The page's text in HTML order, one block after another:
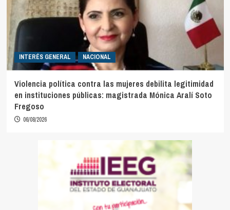
INTERÉS GENERAL NACIONAL
Violencia política contra las mujeres debilita legitimidad
en instituciones públicas: magistrada Mónica Aralí Soto
Fregoso
06/08/2026